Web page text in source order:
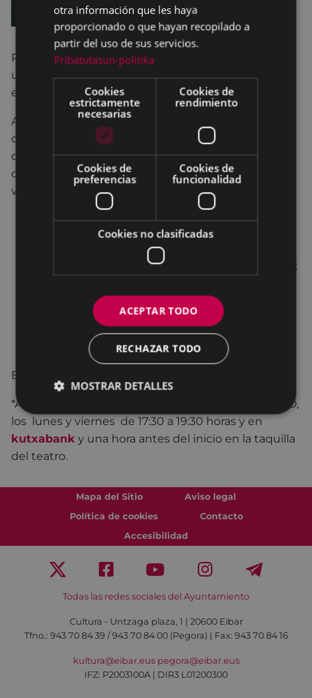
Presentación en primicia de la canción IXILDUAK,
un adelanto de su primer y futuro EP realizado en
estudio del cantautor eibarrés JULEN.
Actuación en directo junto a su banda, que contará
con artistas invitados, y en la que además se podrá
disfrutar del videoclip y de todo su proceso de
creación escuchando de primera mano las
vivencias del artista y del equipo técnico.
Músicos: Eñaut Armentia, Asier Cascán, Josu
Cascán, Julen Leturiondo.
Naia Aizpurua, Diego Álvarez
Angello Eloizaga, Iñaki Lizarraga, Uxue
Morales, Ander Zelaia.
Duración:50 min.
Entrada: 5 €
*Anticipadamente en la taquilla del teatro COLISEO,
los lunes y viernes de 17:30 a 19:30 horas y en
kutxabank y una hora antes del inicio en la taquilla
del teatro.
Mapa del Sitio
Aviso legal
Política de cookies
Contacto
Accesibilidad
Todas las redes sociales del Ayuntamiento
Cultura - Untzaga plaza, 1 | 20600 Eibar
Tfno.: 943 70 84 39 / 943 70 84 00 (Pegora) | Fax: 943 70 84 16
kultura@eibar.eus pegora@eibar.eus
IFZ: P2003100A | DIR3 L01200300
otra información que les haya
proporcionado o que hayan recopilado a
partir del uso de sus servicios.
Pribatutasun-politika
Cookies
estrictamente
necesarias
Cookies de
rendimiento
Cookies de
preferencias
Cookies de
funcionalidad
Cookies no clasificadas
ACEPTAR TODO
RECHAZAR TODO
MOSTRAR DETALLES